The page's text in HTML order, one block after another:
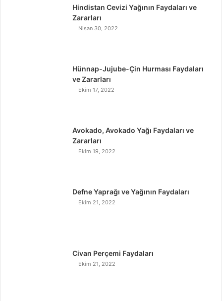
Hindistan Cevizi Yağının Faydaları ve
Zararları
Nisan 30, 2022
Hünnap-Jujube-Çin Hurması Faydaları
ve Zararları
Ekim 17, 2022
Avokado, Avokado Yağı Faydaları ve
Zararları
Ekim 19, 2022
Defne Yaprağı ve Yağının Faydaları
Ekim 21, 2022
Civan Perçemi Faydaları
Ekim 21, 2022